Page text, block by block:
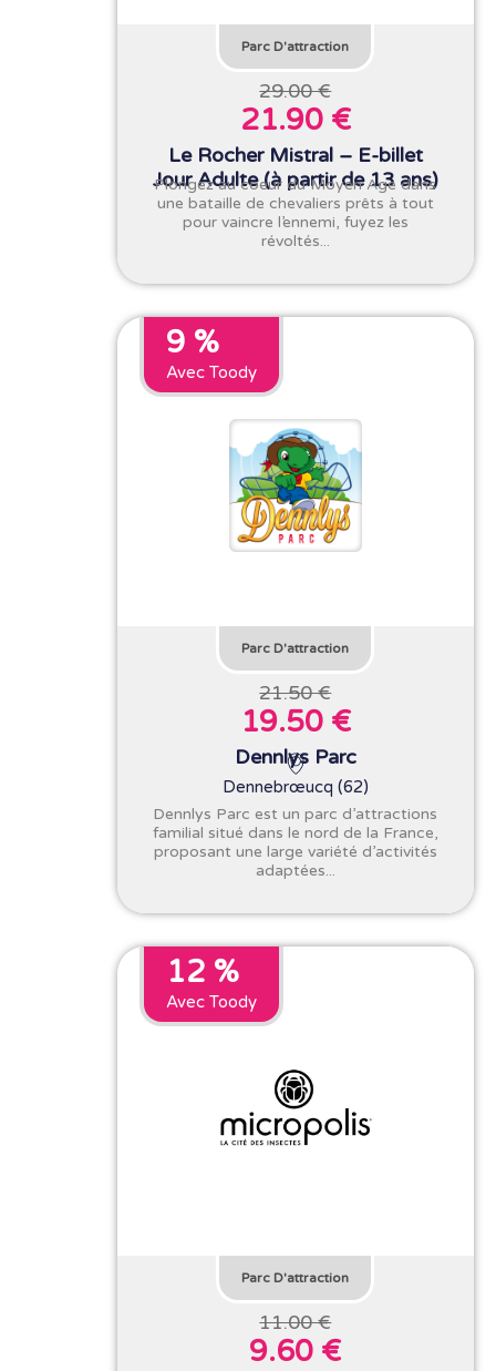
Parc D'attraction
29.00 €
21.90 €
Le Rocher Mistral – E-billet
Jour Adulte (à partir de 13 ans)
Plongez au coeur du Moyen Age dans
une bataille de chevaliers prêts à tout
pour vaincre l’ennemi, fuyez les
révoltés...
9 %
Avec Toody
Parc D'attraction
21.50 €
19.50 €
Dennlys Parc
Dennebrœucq (62)
Dennlys Parc est un parc d’attractions
familial situé dans le nord de la France,
proposant une large variété d’activités
adaptées...
12 %
Avec Toody
Parc D'attraction
11.00 €
9.60 €